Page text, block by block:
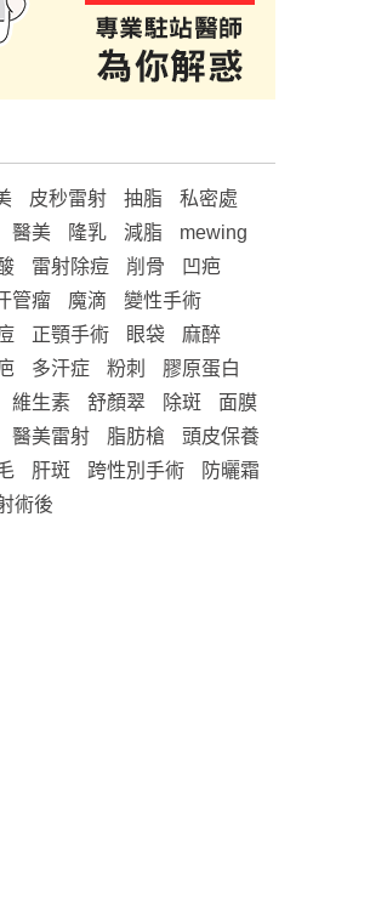
皮秒雷射 抽脂
私密處
醫美 隆乳 減脂
mewing
雷射除痘 削骨
凹疤
管瘤 魔滴
變性手術
正顎手術 眼袋
麻醉
多汗症 粉刺
膠原蛋白
維生素 舒顏翠 除斑
面膜
醫美雷射 脂肪槍
頭皮保養
肝斑 跨性別手術
防曬霜
術後